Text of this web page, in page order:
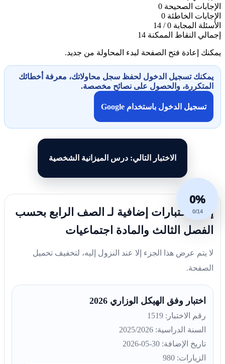
الإجابات الصحيحة 0
الإجابات الخاطئة 0
الأسئلة المجابة 0 / 14
إجمالي النقاط الممكنة 14
يمكنك إعادة فتح الصفحة لبدء المحاولة من جديد.
يمكنك تسجيل الدخول لحفظ سجل محاولاتك، معرفة أخطائك
المتكررة، والحصول على نصائح مخصصة.
تسجيل الدخول باستخدام Google
الاختبار التالي: درس الميزانية الشخصية
0%
0/14
إليك اختبارات إضافية لـ الصف الرابع بحسب
الفصل الثالث والمادة اجتماعيات
لا يتم عرض هذا الجزء إلا عند النزول إليه، لتخفيف تحميل
الصفحة.
اختبار وفق الهيكل الوزاري 2026
رقم الاختبار: 1519
السنة الدراسية: 2025/2026
تاريخ الإضافة: 30-05-2026
الزيارات: 980